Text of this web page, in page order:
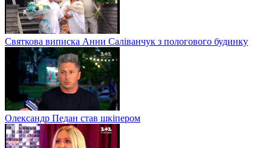
Святкова виписка Анни Саліванчук з пологового будинку
Олександр Педан став шкіпером